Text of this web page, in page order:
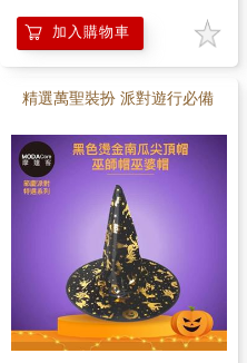
加入購物車
精選萬聖裝扮 派對遊行必備